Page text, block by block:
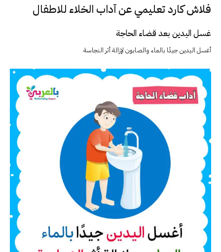
فلاش كارد تعليمي عن آداب الخلاء للاطفال
غسل اليدين بعد قضاء الحاجة
أغسل اليدين جيدًا بالماء والصابون لإزالة أثر النجاسة